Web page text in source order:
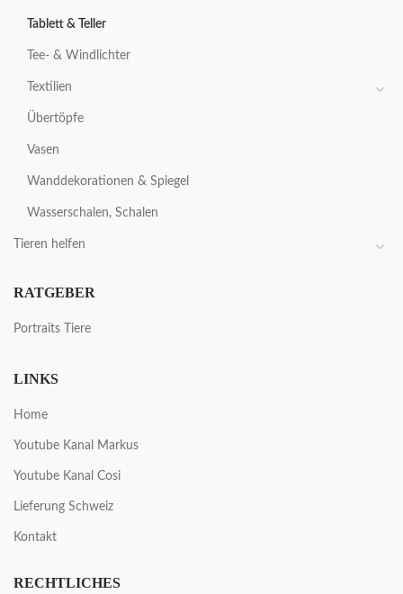
Tablett & Teller
Tee- & Windlichter
Textilien
Übertöpfe
Vasen
Wanddekorationen & Spiegel
Wasserschalen, Schalen
Tieren helfen
RATGEBER
Portraits Tiere
LINKS
Home
Youtube Kanal Markus
Youtube Kanal Cosi
Lieferung Schweiz
Kontakt
RECHTLICHES